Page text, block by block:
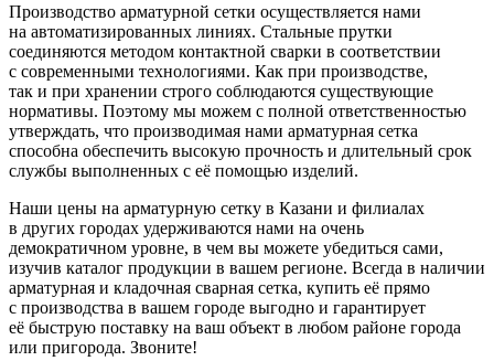
Производство арматурной сетки осуществляется нами
на автоматизированных линиях. Стальные прутки
соединяются методом контактной сварки в соответствии
с современными технологиями. Как при производстве,
так и при хранении строго соблюдаются существующие
нормативы. Поэтому мы можем с полной ответственностью
утверждать, что производимая нами арматурная сетка
способна обеспечить высокую прочность и длительный срок
службы выполненных с её помощью изделий.
Наши цены на арматурную сетку в Казани и филиалах
в других городах удерживаются нами на очень
демократичном уровне, в чем вы можете убедиться сами,
изучив каталог продукции в вашем регионе. Всегда в наличии
арматурная и кладочная сварная сетка, купить её прямо
с производства в вашем городе выгодно и гарантирует
её быструю поставку на ваш объект в любом районе города
или пригорода. Звоните!